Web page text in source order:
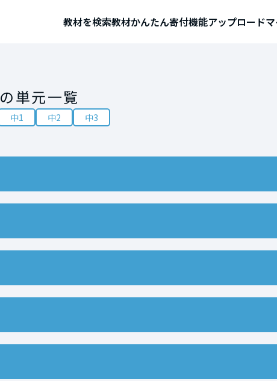
教材を検索教材かんたん寄付機能アップロード
の単元一覧
中1 中2 中3